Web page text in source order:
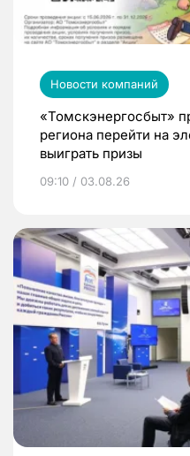
Новости компаний
«Томскэнергосбыт»
региона перейти на
выиграть призы
09:10 / 03.08.26